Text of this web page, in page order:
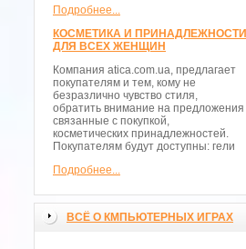
Подробнее...
КОСМЕТИКА И ПРИНАДЛЕЖНОСТИ
ДЛЯ ВСЕХ ЖЕНЩИН
Компания atica.com.ua, предлагает
покупателям и тем, кому не
безразлично чувство стиля,
обратить внимание на предложения
связанные с покупкой,
косметических принадлежностей.
Покупателям будут доступны: гели
Подробнее...
ВСЁ О КМПЬЮТЕРНЫХ ИГРАХ